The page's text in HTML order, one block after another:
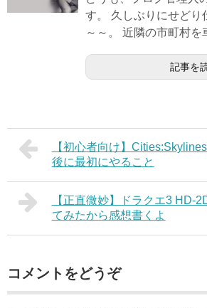
す。 久しぶりにせどり
～～。 近隣の市町村を
記事を
【初心者向け】
後に最初にやること
【正直微妙】ドラクエ3 HD-
てみたから感想書くよ
コメントをどうぞ